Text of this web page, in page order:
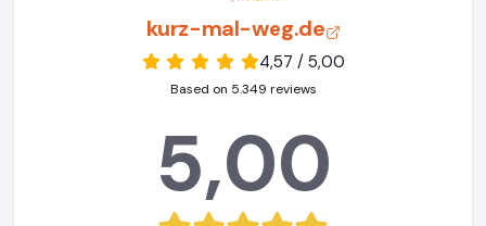
kurz-mal-weg.de
4,57 / 5,00
Based on 5.349 reviews
5,00